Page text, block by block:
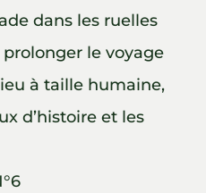
dans les ruelles
le voyage
à taille humaine,
d’histoire et les